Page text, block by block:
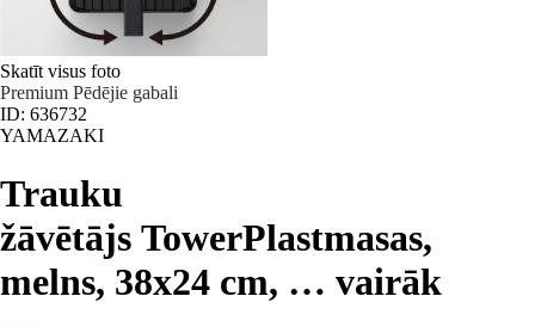
Skatīt visus foto
Premium Pēdējie gabali
ID: 636732
YAMAZAKI
Trauku
žāvētājs TowerPlastmasas,
melns, 38x24 cm, … vairāk